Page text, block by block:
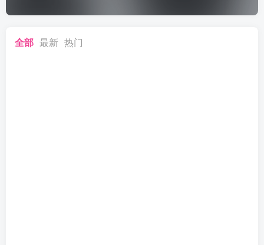
全部 最新 热门